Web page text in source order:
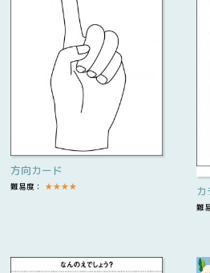
方向カード
難易度： ★★★★
難